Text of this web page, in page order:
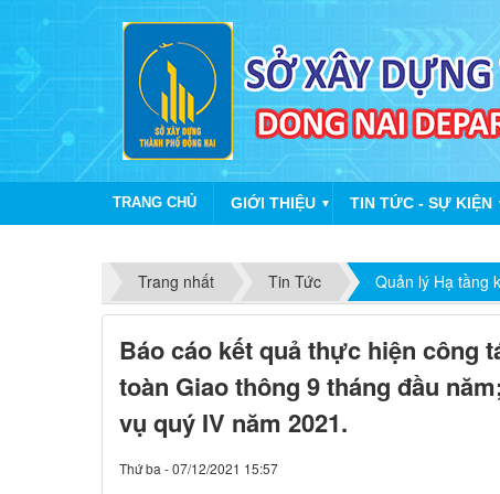
TRANG CHỦ GIỚI THIỆU ▼ TIN TỨC - SỰ KIỆN
Trang nhất
Tin Tức Quản lý Hạ tầng
Báo cáo kết quả thực hiện công
toàn Giao thông 9 tháng đầu
vụ quý IV năm 2021.
Thứ ba - 07/12/2021 15:57